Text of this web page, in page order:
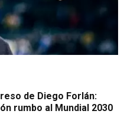
de Diego Forlán:
rumbo al Mundial 2030